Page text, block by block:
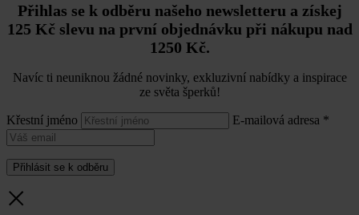
Přihlas se k odběru našeho newsletteru a získej
125 Kč slevu na první objednávku při nákupu nad
1250 Kč.
Navíc ti neuniknou žádné novinky, exkluzivní nabídky a inspirace
ze světa šperků!
Křestní jméno E-mailová adresa *